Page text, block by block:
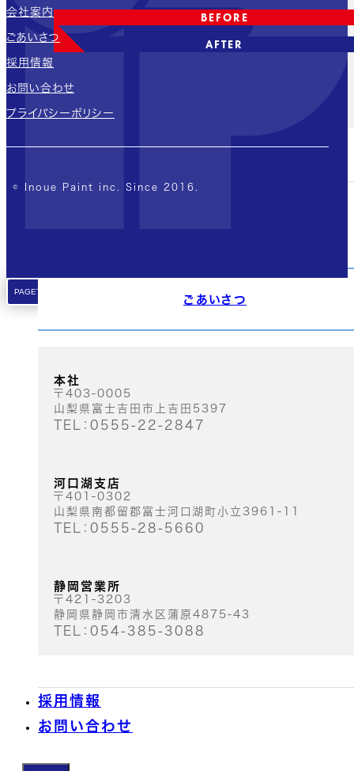
BEFORE
AFTER
会社案内
ごあいさつ
本社
〒403-0005
山梨県富士吉田市上吉田5397
TEL：0555-22-2847
河口湖支店
〒401-0302
山梨県南都留郡富士河口湖町小立3961-11
TEL：0555-28-5660
静岡営業所
〒421-3203
静岡県静岡市清水区蒲原4875-43
TEL：054-385-3088
採用情報
お問い合わせ
会社案内
ごあいさつ
採用情報
お問い合わせ
プライバシーポリシー
© Inoue Paint inc. Since 2016.
PAGETOP